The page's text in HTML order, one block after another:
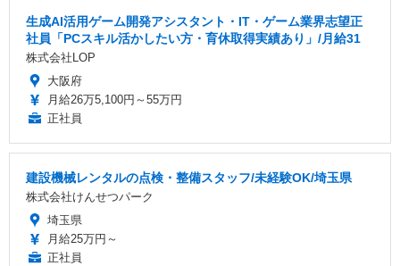
生成AI活用ゲーム開発アシスタント・IT・ゲーム業界志望正
社員「PCスキル活かしたい方・育休取得実績あり」/月給31
株式会社LOP
大阪府
月給26万5,100円～55万円
正社員
建設機械レンタルの点検・整備スタッフ/未経験OK/埼玉県
株式会社けんせつパーク
埼玉県
月給25万円～
正社員